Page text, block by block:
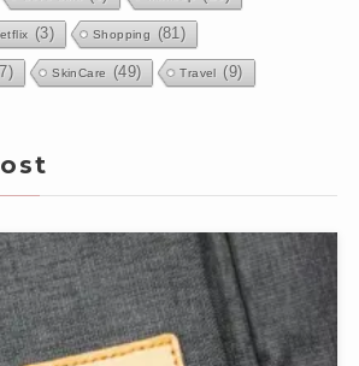
(3) Shopping (81)
SkinCare (49) Travel (9)